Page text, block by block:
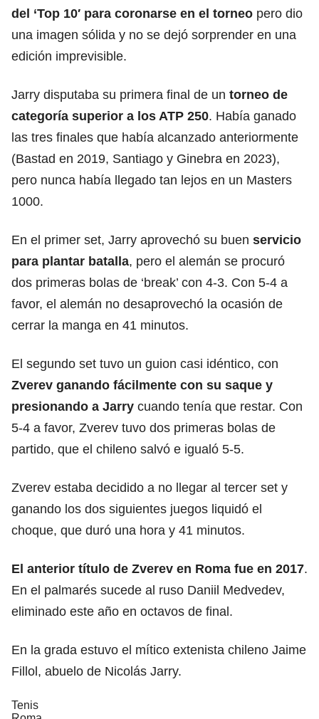
del ‘Top 10′ para coronarse en el torneo pero dio
una imagen sólida y no se dejó sorprender en una
edición imprevisible.
Jarry disputaba su primera final de un torneo de
categoría superior a los ATP 250. Había ganado
las tres finales que había alcanzado anteriormente
(Bastad en 2019, Santiago y Ginebra en 2023),
pero nunca había llegado tan lejos en un Masters
1000.
En el primer set, Jarry aprovechó su buen servicio
para plantar batalla, pero el alemán se procuró
dos primeras bolas de ‘break’ con 4-3. Con 5-4 a
favor, el alemán no desaprovechó la ocasión de
cerrar la manga en 41 minutos.
El segundo set tuvo un guion casi idéntico, con
Zverev ganando fácilmente con su saque y
presionando a Jarry cuando tenía que restar. Con
5-4 a favor, Zverev tuvo dos primeras bolas de
partido, que el chileno salvó e igualó 5-5.
Zverev estaba decidido a no llegar al tercer set y
ganando los dos siguientes juegos liquidó el
choque, que duró una hora y 41 minutos.
El anterior título de Zverev en Roma fue en 2017.
En el palmarés sucede al ruso Daniil Medvedev,
eliminado este año en octavos de final.
En la grada estuvo el mítico extenista chileno Jaime
Fillol, abuelo de Nicolás Jarry.
Tenis